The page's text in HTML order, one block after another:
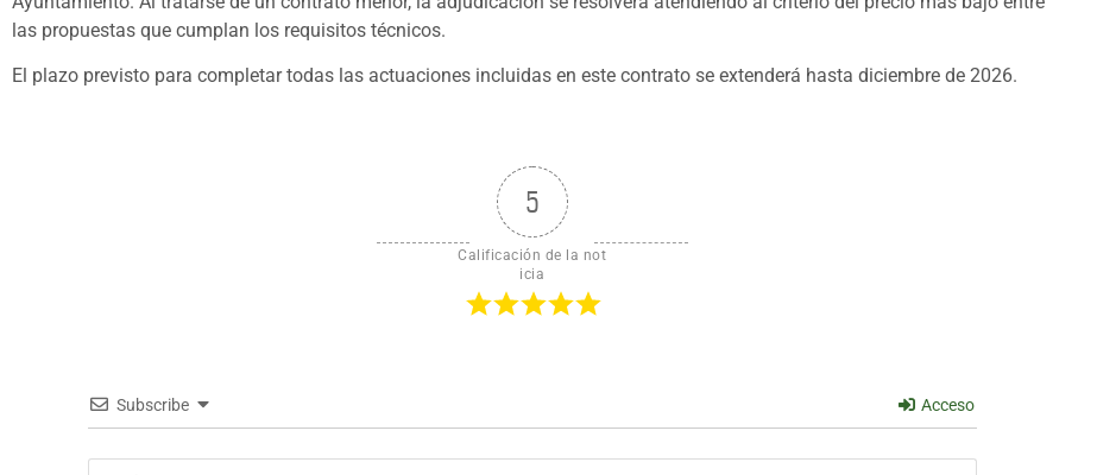
las propuestas que cumplan los requisitos técnicos.
El plazo previsto para completar todas las actuaciones incluidas en este contrato se extenderá hasta diciembre de 2026.
5
Calificación de la not
icia
Subscribe Acceso